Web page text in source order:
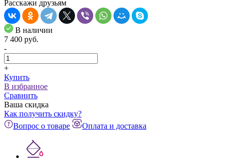
Расскажи друзьям
В наличии
7 400 pуб.
-
+
Купить
В избранное
Сравнить
Ваша скидка
Как получить скидку?
Вопрос о товаре
Оплата и доставка